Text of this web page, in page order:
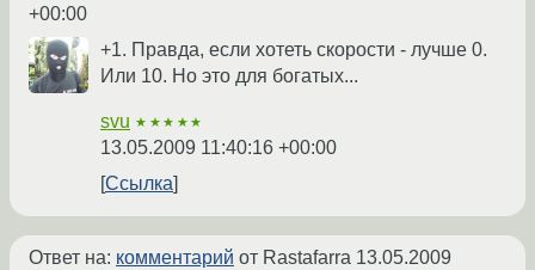
+00:00
+1. Правда, если хотеть скорости - лучше 0.
Или 10. Но это для богатых...
svu ★★★★★
13.05.2009 11:40:16 +00:00
Ссылка
Ответ на: комментарий от Rastafarra 13.05.2009